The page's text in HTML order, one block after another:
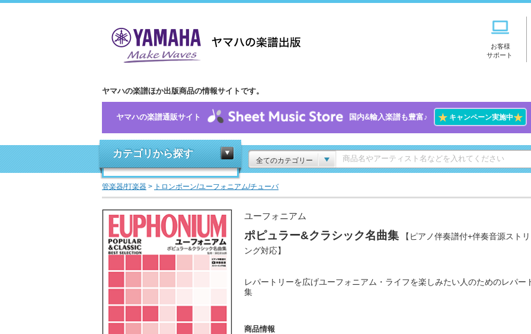
お客様
サポート
ヤマハの楽譜ほか出版商品の情報サイトです。
ヤマハの楽譜通販サイト 国内&輸入楽譜も豊富♪ ★キャンペーン実施中★
カテゴリから探す
全てのカテゴリー
管楽器/打楽器 > トロンボーン/ユーフォニアム/チューバ
ユーフォニアム
ポピュラー&クラシック名曲集 【ピアノ伴奏譜付+伴奏音源スト
ング対応】
レパートリーを広げユーフォニアム・ライフを楽しみたい人のためのレパー
集
商品情報